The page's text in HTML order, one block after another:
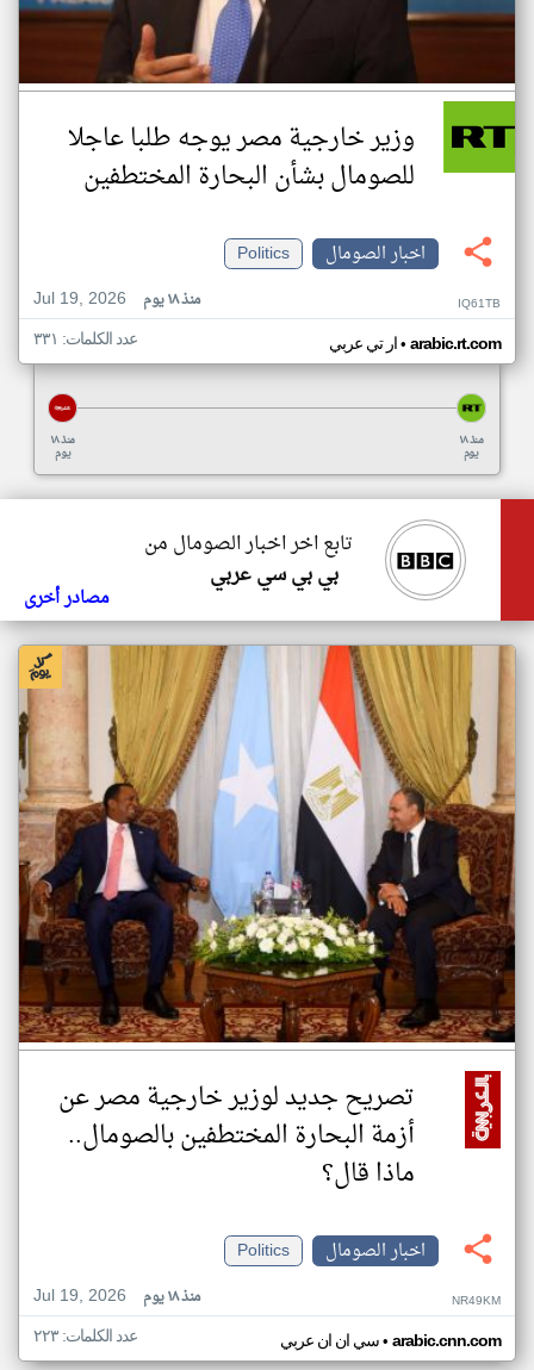
وزير خارجية مصر يوجه طلبا عاجلا
للصومال بشأن البحارة المختطفين
اخبار الصومال
Politics
Jul 19, 2026
منذ ١٨ يوم IQ61TB
ار تي عربي• arabic.rt.com عدد الكلمات: ٣٣١
منذ ١٨
يوم
منذ ١٨
يوم
تابع اخر اخبار الصومال من
بي بي سي عربي
مصادر أخرى
تصريح جديد لوزير خارجية مصر عن
أزمة البحارة المختطفين بالصومال..
ماذا قال؟
اخبار الصومال
Politics
Jul 19, 2026
منذ ١٨ يوم NR49KM
سي ان ان عربي• arabic.cnn.com عدد الكلمات: ٢٢٣